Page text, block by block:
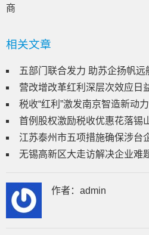
商
相关文章
五部门联合发力 助苏企扬帆远
营改增改革红利深层次效应日
税收“红利”激发南京智造新动力
首例股权激励税收优惠花落锡
江苏泰州市五项措施确保涉台
无锡高新区大走访解决企业难
作者： admin